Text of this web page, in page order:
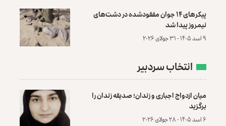
پیکرهای ۱۴ جوان مفقودشده در دشت‌های
نیمروز پیدا شد
۹ اسد ۱۴۰۵ - ۳۱ جولای ۲۰۲۶
انتخاب سردبیر
میان ازدواج اجباری و زندان؛ صدیقه زندان را
برگزید
۶ اسد ۱۴۰۵ - ۲۸ جولای ۲۰۲۶